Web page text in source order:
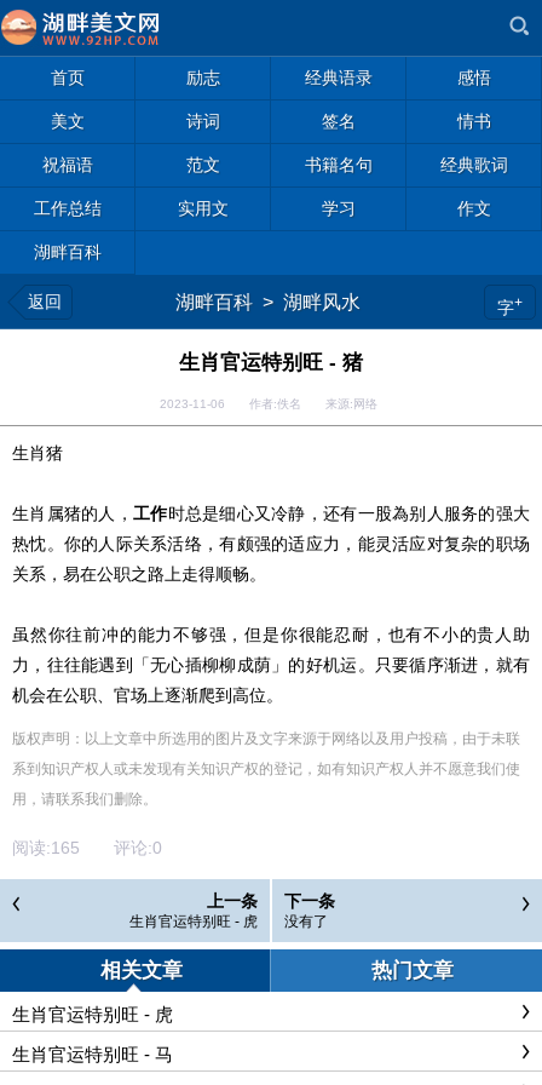
首页 励志 经典语录 感悟
美文 诗词 签名 情书
祝福语 范文 书籍名句 经典歌词
工作总结 实用文 学习 作文
湖畔百科
返回 湖畔百科 > 湖畔风水 字+
生肖官运特别旺 - 猪
2023-11-06 作者:佚名 来源:网络
生肖猪
生肖属猪的人， 工作时总是细心又冷静，还有一股為别人服务的强大
热忱。你的人际关系活络，有颇强的适应力，能灵活应对复杂的职场
关系，易在公职之路上走得顺畅。
虽然你往前冲的能力不够强，但是你很能忍耐，也有不小的贵人助
力，往往能遇到「无心插柳柳成荫」的好机运。只要循序渐进，就有
机会在公职、官场上逐渐爬到高位。
版权声明：以上文章中所选用的图片及文字来源于网络以及用户投稿，由于未联
系到知识产权人或未发现有关知识产权的登记，如有知识产权人并不愿意我们使
用，请联系我们删除。
阅读:165 评论:0
上一条
生肖官运特别旺 - 虎
下一条
没有了
相关文章 热门文章
生肖官运特别旺 - 虎
生肖官运特别旺 - 马